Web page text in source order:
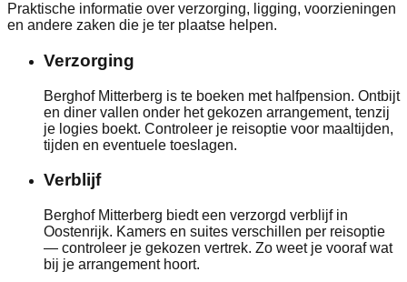
Praktische informatie over verzorging, ligging, voorzieningen
en andere zaken die je ter plaatse helpen.
Verzorging
Berghof Mitterberg is te boeken met halfpension. Ontbijt
en diner vallen onder het gekozen arrangement, tenzij
je logies boekt. Controleer je reisoptie voor maaltijden,
tijden en eventuele toeslagen.
Verblijf
Berghof Mitterberg biedt een verzorgd verblijf in
Oostenrijk. Kamers en suites verschillen per reisoptie
— controleer je gekozen vertrek. Zo weet je vooraf wat
bij je arrangement hoort.